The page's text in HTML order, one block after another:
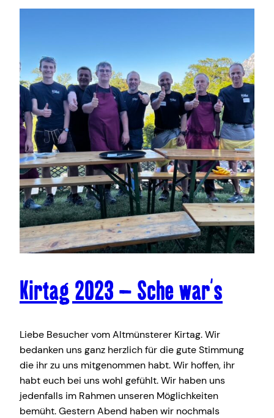
Kirtag 2023 – Sche war‘s
Liebe Besucher vom Altmünsterer Kirtag. Wir
bedanken uns ganz herzlich für die gute Stimmung
die ihr zu uns mitgenommen habt. Wir hoffen, ihr
habt euch bei uns wohl gefühlt. Wir haben uns
jedenfalls im Rahmen unseren Möglichkeiten
bemüht. Gestern Abend haben wir nochmals